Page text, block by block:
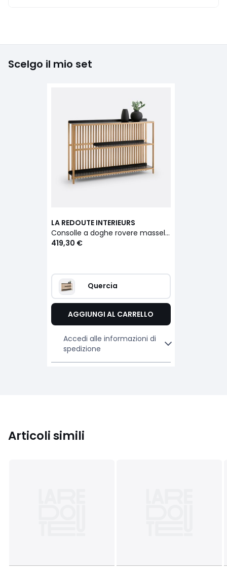
Scelgo il mio set
LA REDOUTE INTERIEURS
Consolle a doghe rovere massello e metallo acciaio, Jac
419,30 €
Quercia
AGGIUNGI AL CARRELLO
Accedi alle informazioni di
spedizione
Articoli simili